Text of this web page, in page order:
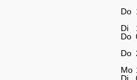
Do
Di
Do
Do
Mo
Di